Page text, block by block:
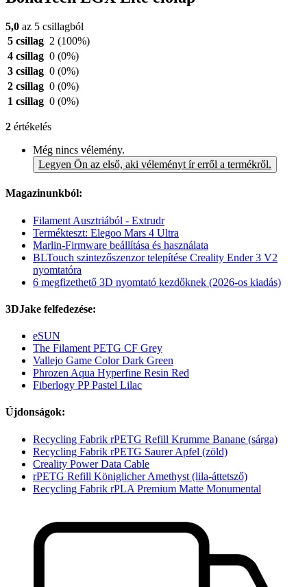
5,0 az 5 csillagból
5 csillag 2 (100%)
4 csillag 0 (0%)
3 csillag 0 (0%)
2 csillag 0 (0%)
1 csillag 0 (0%)
2 értékelés
Még nincs vélemény.
Legyen Ön az első, aki véleményt ír erről a termékről.
Magazinunkból:
Filament Ausztriából - Extrudr
Termékteszt: Elegoo Mars 4 Ultra
Marlin-Firmware beállítása és használata
BLTouch szintezőszenzor telepítése Creality Ender 3 V2
nyomtatóra
6 megfizethető 3D nyomtató kezdőknek (2026-os kiadás)
3DJake felfedezése:
eSUN
The Filament PETG CF Grey
Vallejo Game Color Dark Green
Phrozen Aqua Hyperfine Resin Red
Fiberlogy PP Pastel Lilac
Újdonságok:
Recycling Fabrik rPETG Refill Krumme Banane (sárga)
Recycling Fabrik rPETG Saurer Apfel (zöld)
Creality Power Data Cable
rPETG Refill Königlicher Amethyst (lila-áttetsző)
Recycling Fabrik rPLA Premium Matte Monumental